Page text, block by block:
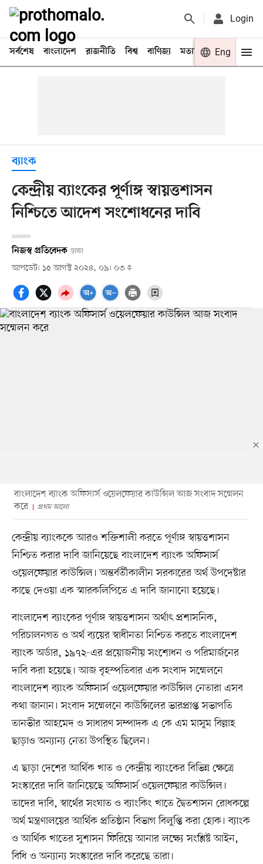
Login
সর্বশেষ বাংলাদেশ রাজনীতি বিশ্ব বাণিজ্য মতামত খেলা
Eng
ব্যাংক
কেন্দ্রীয় ব্যাংকের পূর্ণাঙ্গ স্বায়ত্তশাসন
নিশ্চিতে আদেশ সংশোধনের দাবি
নিজস্ব প্রতিবেদক ঢাকা
আপডেট: ১৫ আগস্ট ২০২৪, ০৯: ০৩
বাংলাদেশ ব্যাংক অফিসার্স ওয়েলফেয়ার কাউন্সিল আজ সংবাদ সম্মেলন
করে
প্রথম আলো
কেন্দ্রীয় ব্যাংককে আরও শক্তিশালী করতে পূর্ণাঙ্গ স্বায়ত্তশাসন
নিশ্চিত করার দাবি জানিয়েছে বাংলাদেশ ব্যাংক অফিসার্স
ওয়েলফেয়ার কাউন্সিল। অন্তর্বর্তীকালীন সরকারের অর্থ উপদেষ্টার
কাছে দেওয়া এক স্মারকলিপিতে এ দাবি জানানো হয়েছে।
বাংলাদেশ ব্যাংকের পূর্ণাঙ্গ স্বায়ত্তশাসন অর্থাৎ প্রশাসনিক,
পরিচালনগত ও অর্থ ব্যয়ের স্বাধীনতা নিশ্চিত করতে বাংলাদেশ
ব্যাংক অর্ডার, ১৯৭২-এর প্রয়োজনীয় সংশোধন ও পরিমার্জনের
দাবি করা হয়েছে। আজ বৃহস্পতিবার এক সংবাদ সম্মেলনে
বাংলাদেশ ব্যাংক অফিসার্স ওয়েলফেয়ার কাউন্সিল নেতারা এসব
কথা জানান। সংবাদ সম্মেলনে কাউন্সিলের ভারপ্রাপ্ত সভাপতি
তানভীর আহমেদ ও সাধারণ সম্পাদক এ কে এম মাসুম বিল্লাহ
ছাড়াও অন্যান্য নেতা উপস্থিত ছিলেন।
এ ছাড়া দেশের আর্থিক খাত ও কেন্দ্রীয় ব্যাংকের বিভিন্ন ক্ষেত্রে
সংস্কারের দাবি জানিয়েছে অফিসার্স ওয়েলফেয়ার কাউন্সিল।
তাদের দাবি, স্বার্থের সংঘাত ও ব্যাংকিং খাতে দ্বৈতশাসন রোধকল্পে
অর্থ মন্ত্রণালয়ের আর্থিক প্রতিষ্ঠান বিভাগ বিলুপ্তি করা হোক। ব্যাংক
ও আর্থিক খাতের সুশাসন ফিরিয়ে আনার লক্ষ্যে সংশ্লিষ্ট আইন,
বিধি ও অন্যান্য সংস্কারের দাবি করেছে তারা।